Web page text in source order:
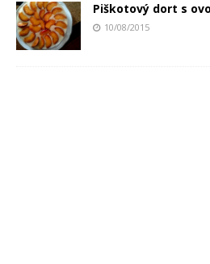
Piškotový dort s
10/08/2015